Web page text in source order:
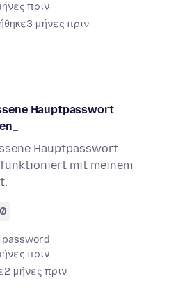
πριν
3 μήνες πριν
Hauptpasswort
Hauptpasswort
mit meinem
πριν
2 μήνες πριν